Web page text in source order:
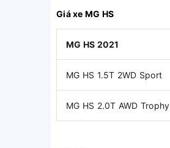
Giá xe MG HS
MG HS 2021
MG HS 1.5T 2WD Sport
MG HS 2.0T AWD Trophy